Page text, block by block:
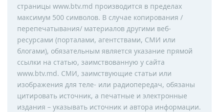
страницы www.btv.md производится в пределах
максимум 500 символов. В случае копирования /
перепечатывания/ материалов другими веб-
ресурсами (порталами, агентствами, СМИ или
блогами), обязательным является указание прямой
ссылки на статью, заимствованную у сайта
www.btv.md. СМИ, заимствующие статьи или
изображения для теле- или радиопередач, обязаны
цитировать источник, а печатные и электронные
издания – указывать источник и автора информации.